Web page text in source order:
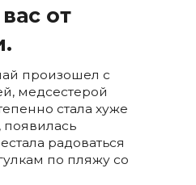
от
произошел с
медсестерой
стала хуже
появилась
радоваться
по пляжу со